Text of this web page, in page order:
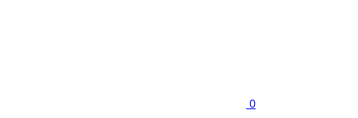
0